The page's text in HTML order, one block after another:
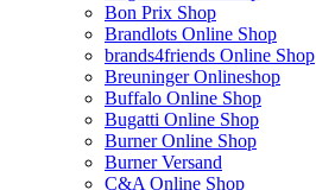
Bon Prix Shop
Brandlots Online Shop
brands4friends Online Shop
Breuninger Onlineshop
Buffalo Online Shop
Bugatti Online Shop
Burner Online Shop
Burner Versand
C&A Online Shop